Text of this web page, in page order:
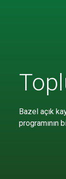
Bazel açık
programının